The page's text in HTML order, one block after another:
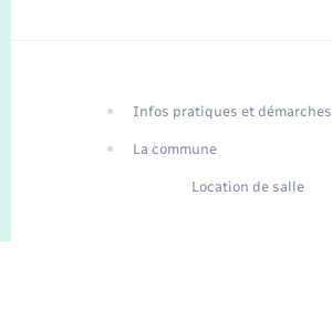
Traduction du
Infos pratiques et démarches
La commune
Location de salle